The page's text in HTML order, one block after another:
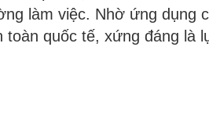
làm việc. Nhờ ứng dụng
quốc tế, xứng đáng là